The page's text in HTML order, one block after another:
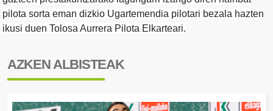
pilota sorta eman dizkio Ugartemendia pilotari bezala hazten
ikusi duen Tolosa Aurrera Pilota Elkarteari.
AZKEN ALBISTEAK